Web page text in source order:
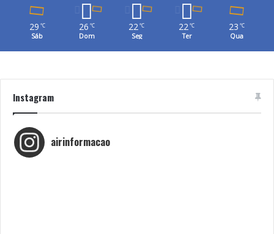
29 ℃
Sáb
26 ℃
Dom
22℃
Seg
22℃
Ter
23 ℃
Qua
Instagram
airinformacao